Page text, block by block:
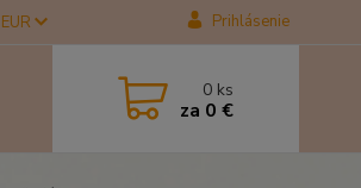
EUR Prihlásenie
0 ks
za 0 €